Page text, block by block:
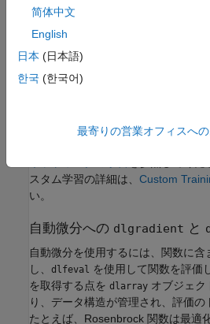
% Calculate objective using
    Y = forward(net,X);
    f = fcnvalue(Y,T);
g =
dlgradient-dlarray構文と
を参照してく
スタム学習の詳細は、 Custom
い。
自動微分への dlgradient と
自動微分を使用するには、関数に含
し、 dlfeval を使用して関数を評価
を取得する点を dlarray オブジェク
り、データ構造が管理され、評価の
たとえば、Rosenbrock 関数は最適
简体中文
English
日本 (日本語)
한국 (한국어)
最寄りの営業オフィスへ